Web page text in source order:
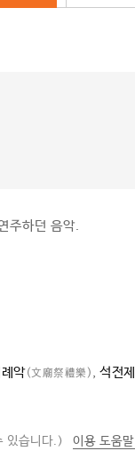
주하던 음악.
악(文廟祭禮樂) , 석전
있습니다.) 이용 도움